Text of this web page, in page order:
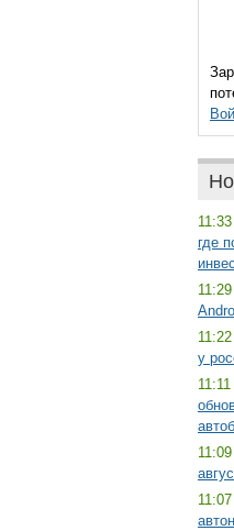
11:33
где
11:29
11:22
у
11:11
11:09
11:07